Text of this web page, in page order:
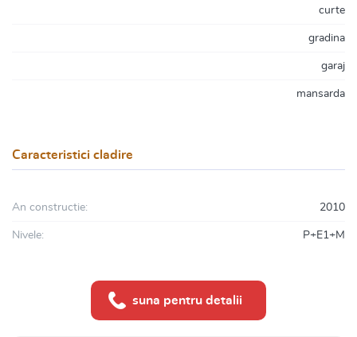
curte
gradina
garaj
mansarda
Caracteristici cladire
An constructie: 2010
Nivele: P+E1+M
suna pentru detalii